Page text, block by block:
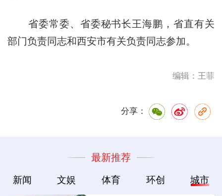
省委常委、省委秘书长王海鹏，省直有关
部门负责同志和西安市有关负责同志参加。
编辑：王菲
分享：
最新推荐
新闻 文娱 体育 环创 城市